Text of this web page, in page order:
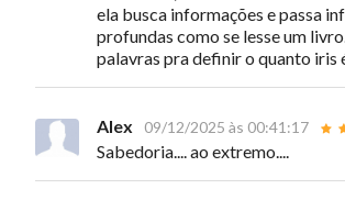
ela busca informações e passa
profundas como se lesse um
palavras pra definir o quanto iris
Alex 09/12/2025 às 00:41:17
Sabedoria.... ao extremo....